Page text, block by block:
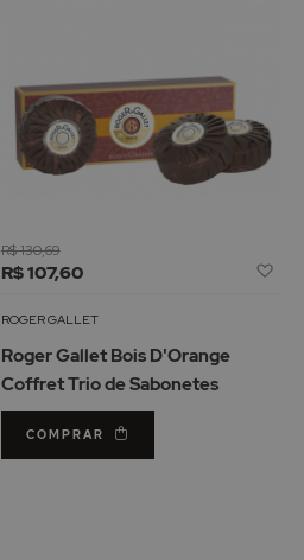
R$ 107,60
R$ 130,69
ROGER GALLET
Roger Gallet Bois D'Orange
Coffret Trio de Sabonetes
COMPRAR